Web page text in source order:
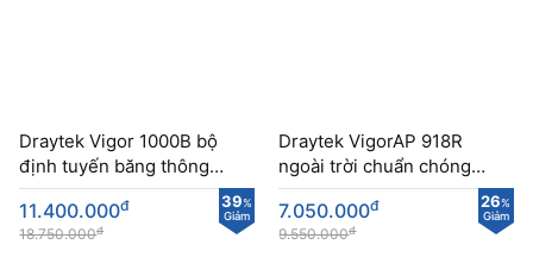
Draytek Vigor 1000B bộ
định tuyến băng thông
rộng, chịu tải cao
39%
Giảm
11.400.000đ
18.750.000đ
Draytek VigorAP 918R
ngoài trời chuẩn chóng
nước, chóng bụi
26%
Giảm
7.050.000đ
9.550.000đ